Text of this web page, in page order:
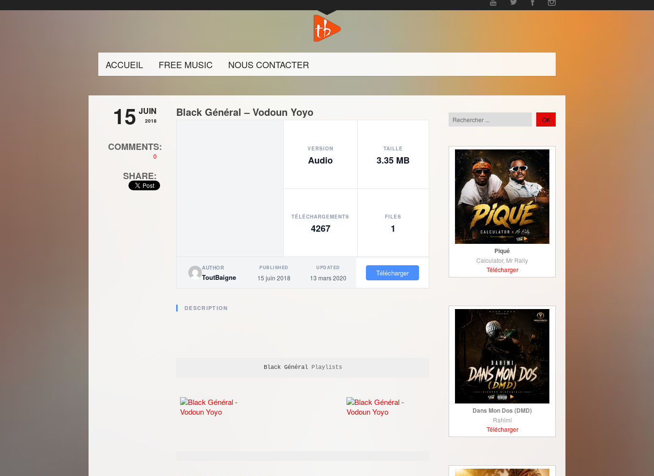
ACCUEIL FREE MUSIC NOUS CONTACTER
15 JUIN
2018
COMMENTS:
0
SHARE:
Black Général – Vodoun Yoyo
VERSION
Audio
TAILLE
3.35 MB
TÉLÉCHARGEMENTS
4267
FILES
1
AUTHOR
ToutBaigne
PUBLISHED
15 juin 2018
UPDATED
13 mars 2020
Télécharger
DESCRIPTION
Black Général Playlists
Piqué
Calculator, Mr Rally
Télécharger
Dans Mon Dos (DMD)
Rahimi
Télécharger